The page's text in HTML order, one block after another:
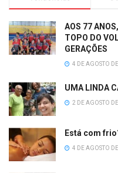
AOS 77
TOPO DO
GERAÇÕES
4 DE AGOSTO
UMA LINDA
2 DE AGOSTO
Está com
4 DE AGOSTO